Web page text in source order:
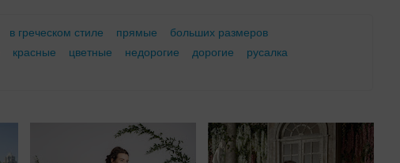
в греческом стиле прямые
больших размеров
красные цветные недорогие дорогие
русалка